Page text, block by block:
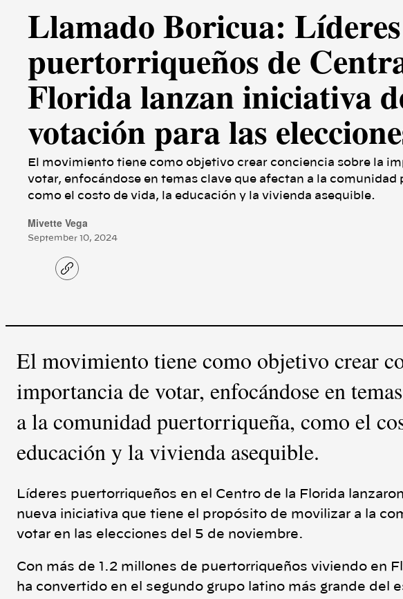
Llamado Boricua: Líderes
puertorriqueños de
Florida lanzan iniciativa
votación para las
El movimiento tiene como objetivo crear conciencia sobre la
votar, enfocándose en temas clave que afectan a la comunidad
como el costo de vida, la educación y la vivienda asequible.
Mivette Vega
September 10, 2024
C
o
i
El movimiento tiene como objetivo crear
importancia de votar, enfocándose en
a la comunidad puertorriqueña, como el
educación y la vivienda asequible.
Líderes puertorriqueños en el Centro de la Florida
nueva iniciativa que tiene el propósito de movilizar a la
votar en las elecciones del 5 de noviembre.
Con más de 1.2 millones de puertorriqueños viviendo en
ha convertido en el segundo grupo latino más grande del